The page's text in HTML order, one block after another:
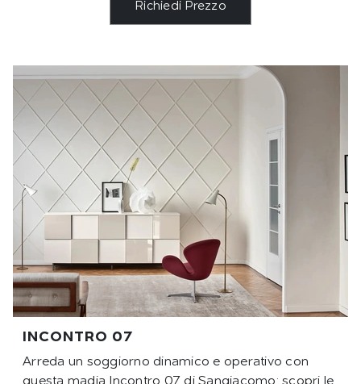
Richiedi Prezzo
INCONTRO 07
Arreda un soggiorno dinamico e operativo con